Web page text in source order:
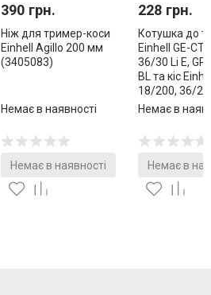
390 грн.
Ніж для тример-коси
Einhell Agillo 200 мм
(3405083)
Немає в наявності
Немає в наявності
228 грн.
Котушка до
Einhell GE-CT
36/30 Li E,
BL та кіс
18/200, 36/
(3405096)
Немає в
Немає в